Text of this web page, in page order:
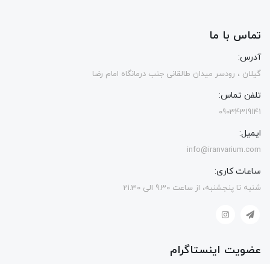
تماس با ما
آدرس:
گیلان ، رودسر میدان طالقانی جنب درمانگاه امام رضا
تلفن تماس:
09034319141
ایمیل:
info@iranvarium.com
ساعات کاری:
شنبه تا پنجشنبه، از ساعت 9.30 الی 21.30
عضویت اینستاگرام